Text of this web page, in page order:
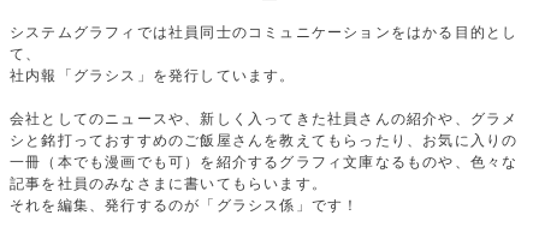
システムグラフィでは社員同士のコミュニケーションをはかる目的とし
て、
社内報「グラシス」を発行しています。
会社としてのニュースや、新しく入ってきた社員さんの紹介や、グラメ
シと銘打っておすすめのご飯屋さんを教えてもらったり、お気に入りの
一冊（本でも漫画でも可）を紹介するグラフィ文庫なるものや、色々な
記事を社員のみなさまに書いてもらいます。
それを編集、発行するのが「グラシス係」です！